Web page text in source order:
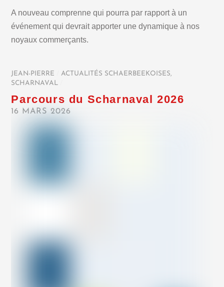
A nouveau comprenne qui pourra par rapport à un
événement qui devrait apporter une dynamique à nos
noyaux commerçants.
JEAN-PIERRE ACTUALITÉS SCHAERBEEKOISES,
SCHARNAVAL
Parcours du Scharnaval 2026
16 MARS 2026